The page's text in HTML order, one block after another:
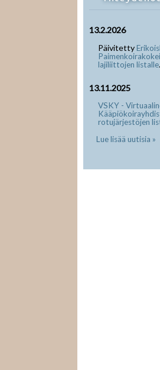
13.2.2026
Päivitetty
lajiliittojen listalle.
13.11.2025
VSKY -
rotujärjestöjen
Lue lisää uutisia »